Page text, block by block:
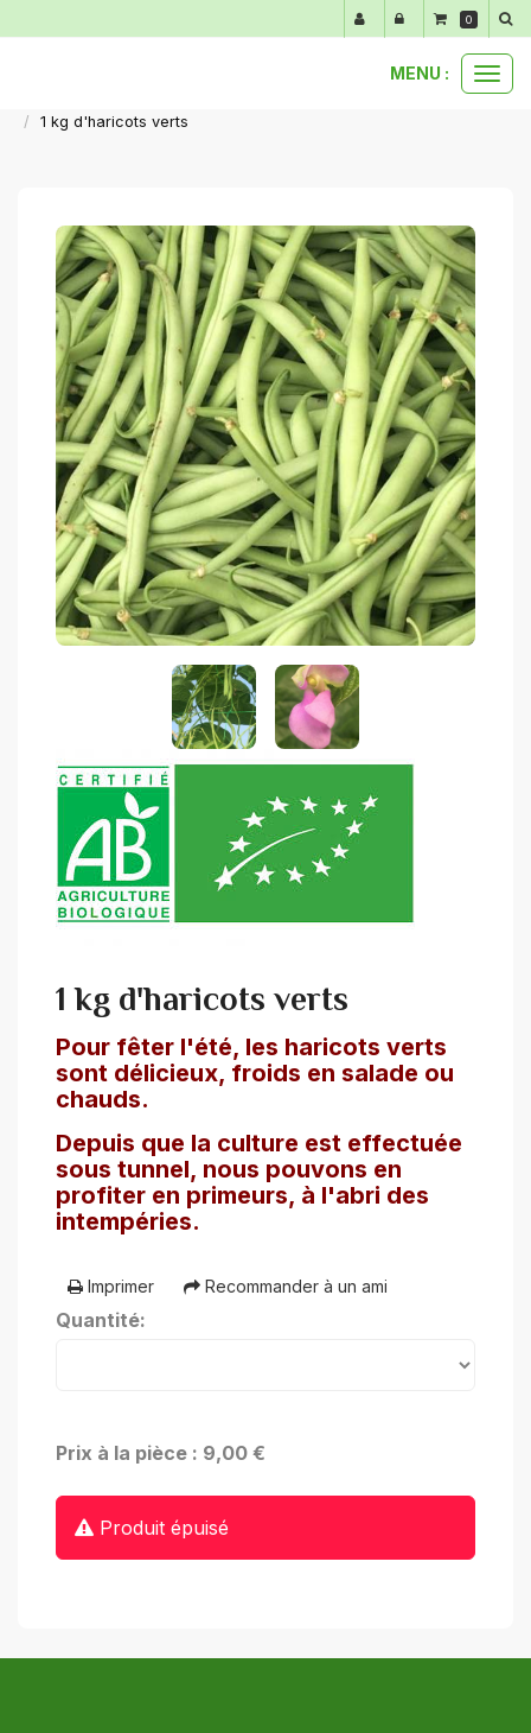
MENU :
1 kg d'haricots verts
1 kg d'haricots verts
Pour fêter l'été, les haricots verts
sont délicieux, froids en salade ou
chauds.
Depuis que la culture est effectuée
sous tunnel, nous pouvons en
profiter en primeurs, à l'abri des
intempéries.
Imprimer Recommander à un ami
Quantité:
Prix à la pièce : 9,00 €
Produit épuisé
0